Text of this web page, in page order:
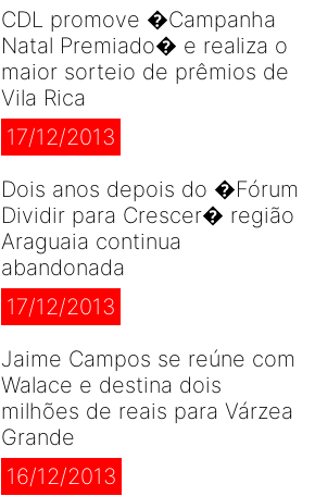
CDL promove �Campanha
Natal Premiado� e realiza o
maior sorteio de prêmios de
Vila Rica
17/12/2013
Dois anos depois do �Fórum
Dividir para Crescer� região
Araguaia continua
abandonada
17/12/2013
Jaime Campos se reúne com
Walace e destina dois
milhões de reais para Várzea
Grande
16/12/2013